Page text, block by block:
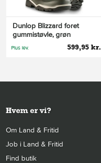
Dunlop Blizzard foret
gummistøvle, grøn
599,95 kr.
Plus lev.
Hvem er vi?
Om Land & Fritid
Job i Land & Fritid
Find butik